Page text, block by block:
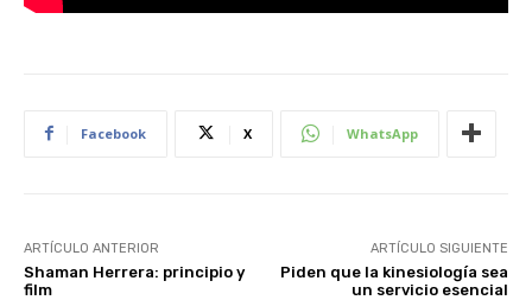
Facebook X WhatsApp
ARTÍCULO ANTERIOR
Shaman Herrera: principio y
film
ARTÍCULO SIGUIENTE
Piden que la kinesiología sea
un servicio esencial